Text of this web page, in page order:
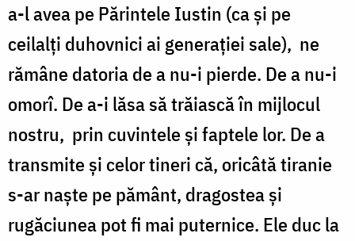
a-l avea pe Părintele Iustin (ca şi pe
ceilalţi duhovnici ai generaţiei sale), ne
rămâne datoria de a nu-i pierde. De a nu-i
omorî. De a-i lăsa să trăiască în mijlocul
nostru, prin cuvintele şi faptele lor. De a
transmite şi celor tineri că, oricâtă tiranie
s-ar naşte pe pământ, dragostea şi
rugăciunea pot fi mai puternice. Ele duc la